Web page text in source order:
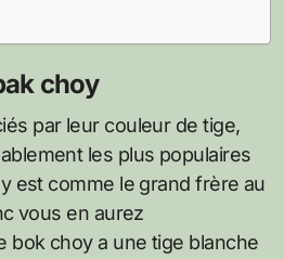
choy
par leur couleur de tige,
les plus populaires
est comme le grand frère au
vous en aurez
bok choy a une tige blanche